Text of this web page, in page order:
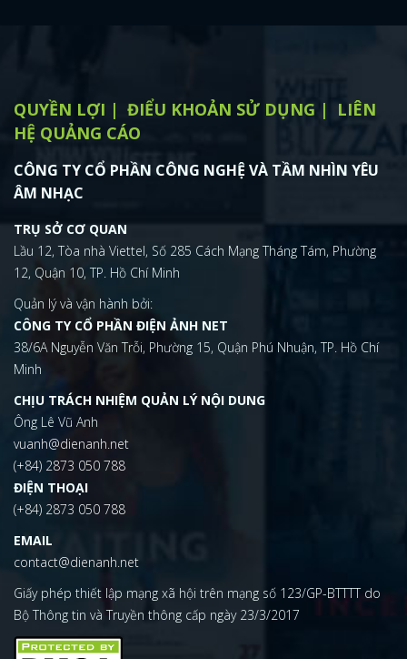
QUYỀN LỢI ĐIỂU KHOẢN SỬ DỤNG
LIÊN
HỆ QUẢNG CÁO
CÔNG TY CỔ PHẦN CÔNG NGHỆ VÀ TẦM NHÌN YÊU
ÂM NHẠC
TRỤ SỞ CƠ QUAN
Lầu 12, Tòa nhà Viettel, Số 285 Cách Mạng Tháng Tám, Phường
12, Quận 10, TP. Hồ Chí Minh
Quản lý và vận hành bởi:
CÔNG TY CỔ PHẦN ĐIỆN ẢNH NET
38/6A Nguyễn Văn Trỗi, Phường 15, Quận Phú Nhuận, TP. Hồ Chí
Minh
CHỊU TRÁCH NHIỆM QUẢN LÝ NỘI DUNG
Ông Lê Vũ Anh
vuanh@dienanh.net
(+84) 2873 050 788
ĐIỆN THOẠI
(+84) 2873 050 788
EMAIL
contact@dienanh.net
Giấy phép thiết lập mạng xã hội trên mạng số 123/GP-BTTTT do
Bộ Thông tin và Truyền thông cấp ngày 23/3/2017